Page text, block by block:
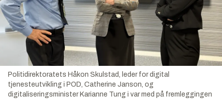
Politidirektoratets Håkon Skulstad, leder for digital
tjenesteutvikling i POD, Catherine Janson, og
digitaliseringsminister Karianne Tung i var med på fremleggingen